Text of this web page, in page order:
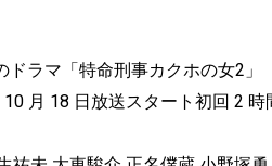
ドラマ「特命刑事カクホの女2」
月 18 日放送スタート初回 2